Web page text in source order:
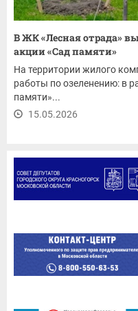
В ЖК «Лесная отрада»
акции «Сад памяти»
На территории жилого
работы по озеленению: в
памяти»...
15.05.2026